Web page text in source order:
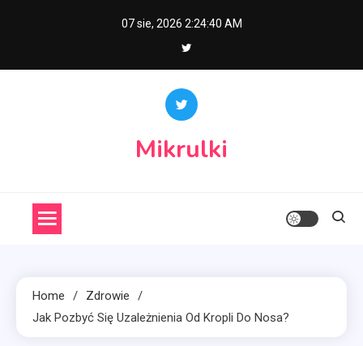
07 sie, 2026 2:24:41 AM
Mikrulki
Home
Zdrowie
Jak Pozbyć Się Uzależnienia Od Kropli Do Nosa?